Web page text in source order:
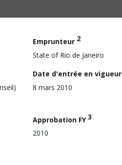
Emprunteur 2
State of Rio de Janeiro
Date d'entrée en vigueur
8 mars 2010
Approbation FY3
2010